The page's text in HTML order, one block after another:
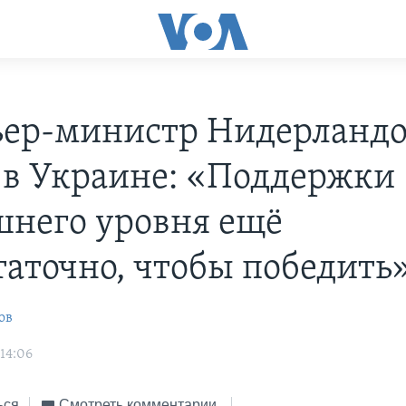
министр
Украине: «Поддержки
уровня ещё
чтобы